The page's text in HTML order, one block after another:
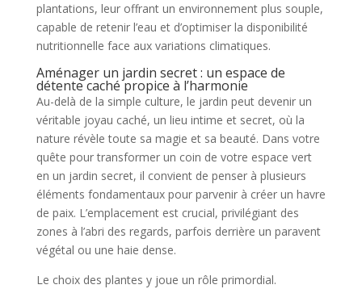
plantations, leur offrant un environnement plus souple,
capable de retenir l’eau et d’optimiser la disponibilité
nutritionnelle face aux variations climatiques.
Aménager un jardin secret : un espace de
détente caché propice à l’harmonie
Au-delà de la simple culture, le jardin peut devenir un
véritable joyau caché, un lieu intime et secret, où la
nature révèle toute sa magie et sa beauté. Dans votre
quête pour transformer un coin de votre espace vert
en un jardin secret, il convient de penser à plusieurs
éléments fondamentaux pour parvenir à créer un havre
de paix. L’emplacement est crucial, privilégiant des
zones à l’abri des regards, parfois derrière un paravent
végétal ou une haie dense.
Le choix des plantes y joue un rôle primordial.